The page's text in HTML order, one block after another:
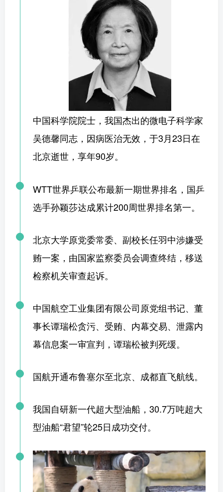
中国科学院院士，我国杰出的微电子科学家
吴德馨同志，因病医治无效，于3月23日在
北京逝世，享年90岁。
WTT世界乒联公布最新一期世界排名，国乒
选手孙颖莎达成累计200周世界排名第一。
北京大学原党委常委、副校长任羽中涉嫌受
贿一案，由国家监察委员会调查终结，移送
检察机关审查起诉。
中国航空工业集团有限公司原党组书记、董
事长谭瑞松贪污、受贿、内幕交易、泄露内
幕信息案一审宣判，谭瑞松被判死缓。
国航开通布鲁塞尔至北京、成都直飞航线。
我国自研新一代超大型油船，30.7万吨超大
型油船“君望”轮25日成功交付。